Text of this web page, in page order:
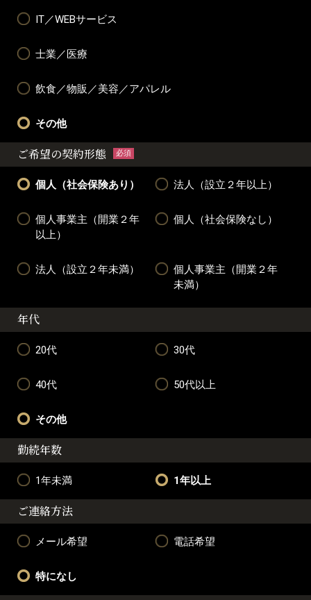
IT／WEBサービス
士業／医療
飲食／物販／美容／アパレル
その他
ご希望の契約形態 必須
個人（社会保険あり） 法人（設立２年以上）
個人事業主（開業２年
以上）
個人（社会保険なし）
法人（設立２年未満）
個人事業主（開業２年
未満）
年代
20代 30代
40代 50代以上
その他
勤続年数
1年未満 1年以上
ご連絡方法
メール希望 電話希望
特になし